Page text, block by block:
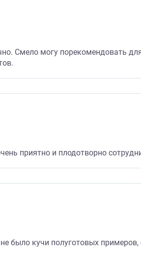
Смело могу порекомендовать
приятно и плодотворно
было кучи полуготовых примеров,